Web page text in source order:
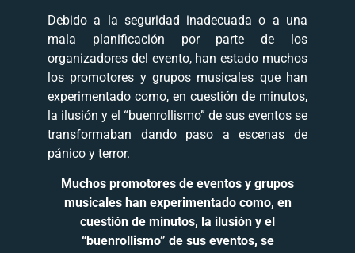
Debido a la seguridad inadecuada o a una
mala planificación por parte de los
organizadores del evento, han estado muchos
los promotores y grupos musicales que han
experimentado como, en cuestión de minutos,
la ilusión y el “buenrollismo” de sus eventos se
transformaban dando paso a escenas de
pánico y terror.
Muchos promotores de eventos y grupos
musicales han experimentado como, en
cuestión de minutos, la ilusión y el
“buenrollismo” de sus eventos, se